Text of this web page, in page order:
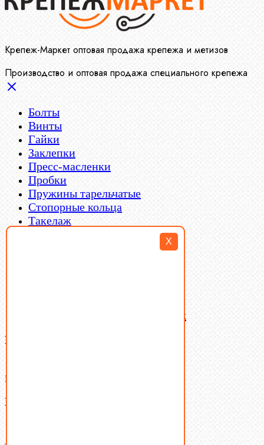
X
Крепеж-Маркет оптовая продажа крепежа и метизов
Производство и оптовая продажа специального крепежа
Болты
Винты
Гайки
Заклепки
Пресс-масленки
Пробки
Пружины тарельчатые
Стопорные кольца
Такелаж
Латунный и бронзовый крепеж
Ваша корзина
В корзине нет товаров.
Поиск